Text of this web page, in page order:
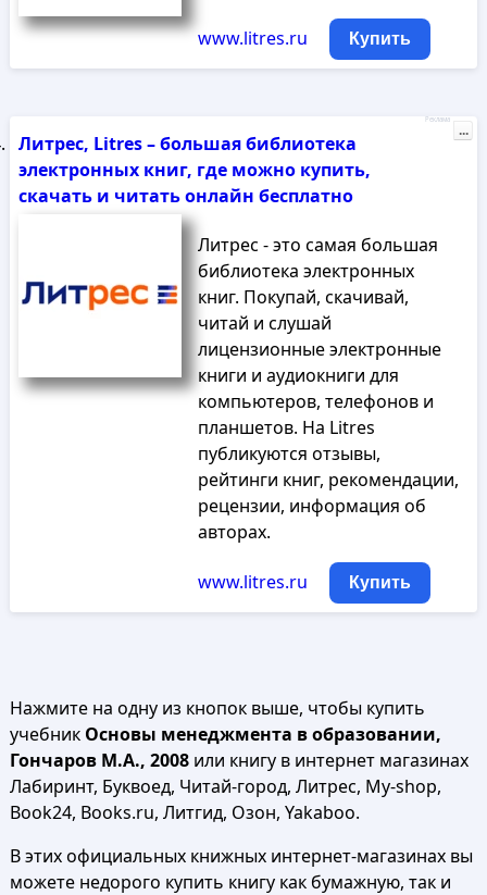
www.litres.ru Купить
Литрес, Litres – большая библиотека
электронных книг, где можно купить,
скачать и читать онлайн бесплатно
Литрес - это самая большая
библиотека электронных
книг. Покупай, скачивай,
читай и слушай
лицензионные электронные
книги и аудиокниги для
компьютеров, телефонов и
планшетов. На Litres
публикуются отзывы,
рейтинги книг, рекомендации,
рецензии, информация об
авторах.
www.litres.ru Купить
Реклама
...
Нажмите на одну из кнопок выше, чтобы купить
учебник Основы менеджмента в образовании,
Гончаров М.А., 2008или книгу в интернет магазинах
Лабиринт, Буквоед, Читай-город, Литрес, My-shop,
Book24, Books.ru, Литгид, Озон, Yakaboo.
В этих официальных книжных интернет-магазинах вы
можете недорого купить книгу как бумажную, так и